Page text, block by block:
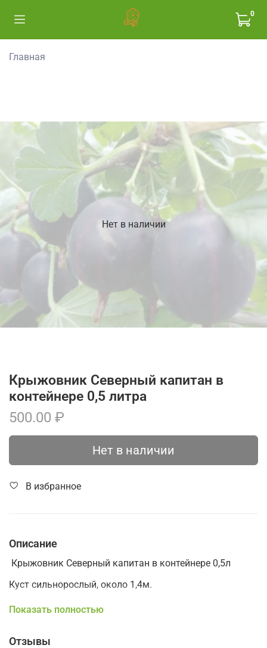
0
Главная
Нет в наличии
Крыжовник Северный капитан в
контейнере 0,5 литра
500.00 ₽
Нет в наличии
В избранное
Описание
Крыжовник Северный капитан в контейнере 0,5л
Куст сильнорослый, около 1,4м.
Слабошипый сорт.
сладкий с кислинкой из-за высокого содержания
Показать полностью
Отзывы